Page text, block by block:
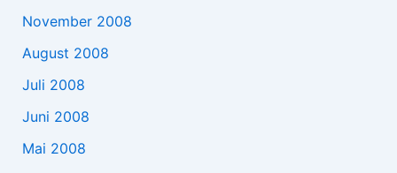
November 2008
August 2008
Juli 2008
Juni 2008
Mai 2008